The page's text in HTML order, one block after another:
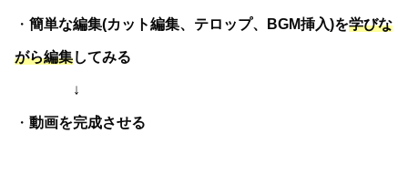
・ 簡単な編集(カット編集、テロップ、BGM挿入)を学びな
がら編集してみる
↓
・ 動画を完成させる